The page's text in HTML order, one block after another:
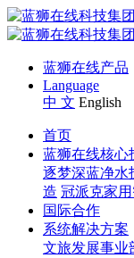
蓝狮在线产品
Language
中 文 English
首页
蓝狮在线核心
逐梦深蓝净水
造 冠派克家
国际合作
系统解决方案
文旅发展事业